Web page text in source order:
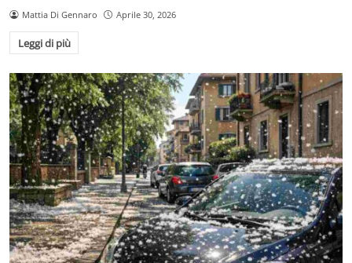
Mattia Di Gennaro Aprile 30, 2026
Leggi di più